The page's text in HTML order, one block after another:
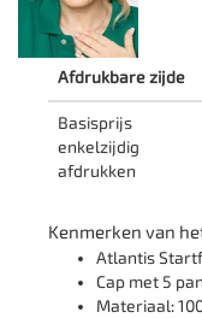
Afdrukbare zijde
Basisprijs
enkelzijdig
afdrukken
Kenmerken van
Atlantis
Cap met 5
Materiaal: